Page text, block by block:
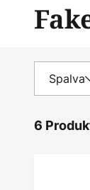
Spalva
6